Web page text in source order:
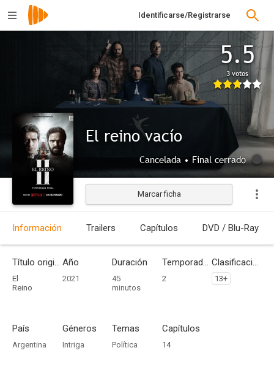
Identificarse/Registrarse
5.5
3 votos
El reino vacío
Cancelada • Final cerrado
Marcar ficha
Información Trailers Capítulos DVD / Blu-Ray
Título original
El
Reino
Año
2021
Duración
45
minutos
Temporadas
2
Clasificación por edades
13+
País
Argentina
Géneros
Intriga
Temas
Política
Capítulos
14